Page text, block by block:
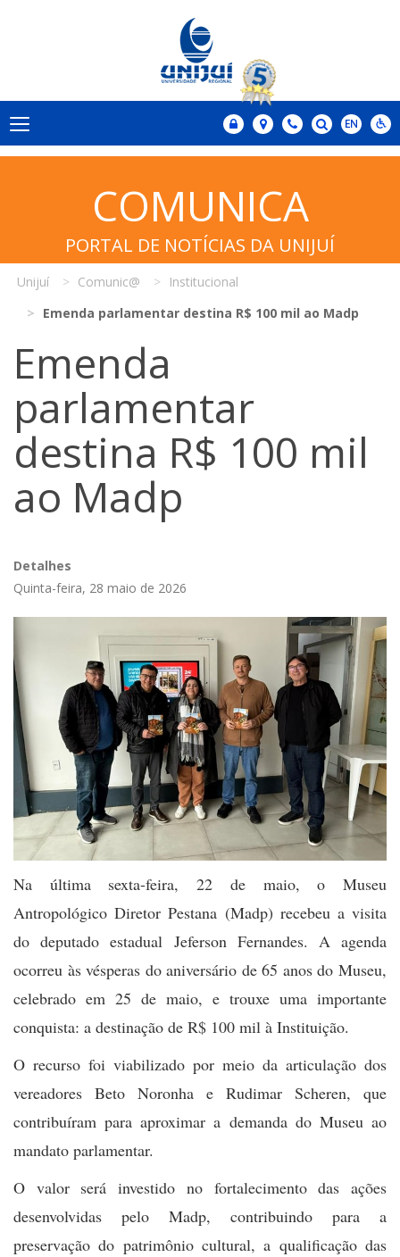
COMUNICA
PORTAL DE NOTÍCIAS DA UNIJUÍ
Unijuí Comunic@
Institucional
Emenda parlamentar destina R$ 100 mil ao Madp
Emenda
parlamentar
destina R$ 100 mil
ao Madp
Detalhes
Quinta-feira, 28 maio de 2026
Na última sexta-feira, 22 de maio, o Museu
Antropológico Diretor Pestana (Madp) recebeu a visita
do deputado estadual Jeferson Fernandes. A agenda
ocorreu às vésperas do aniversário de 65 anos do Museu,
celebrado em 25 de maio, e trouxe uma importante
conquista: a destinação de R$ 100 mil à Instituição.
O recurso foi viabilizado por meio da articulação dos
vereadores Beto Noronha e Rudimar Scheren, que
contribuíram para aproximar a demanda do Museu ao
mandato parlamentar.
O valor será investido no fortalecimento das ações
desenvolvidas pelo Madp, contribuindo para a
preservação do patrimônio cultural, a qualificação das